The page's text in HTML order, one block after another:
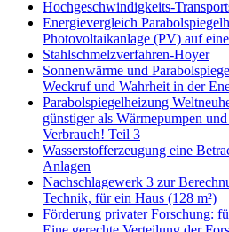
Hochgeschwindigkeits-
Energievergleich
Photovoltaikanlage (PV) auf
Stahlschmelzverfahren-Hoyer
Sonnenwärme und
Weckruf und Wahrheit in der
Parabolspiegelheizung
günstiger als Wärmepumpen
Verbrauch! Teil 3
Wasserstofferzeugung eine
Anlagen
Nachschlagewerk 3 zur
Technik, für ein Haus (128 m²)
Förderung privater Forschung: